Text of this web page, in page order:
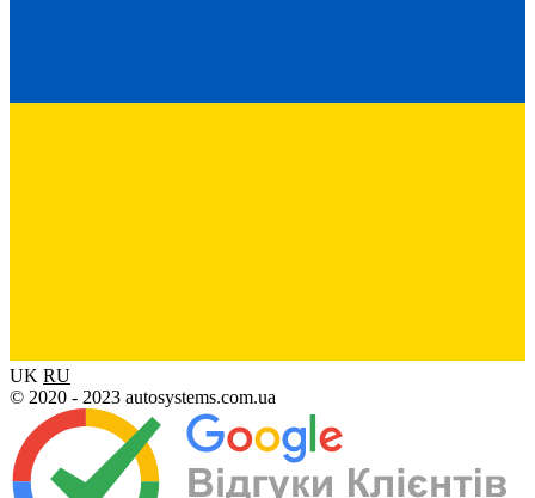
UK RU
© 2020 - 2023 autosystems.com.ua